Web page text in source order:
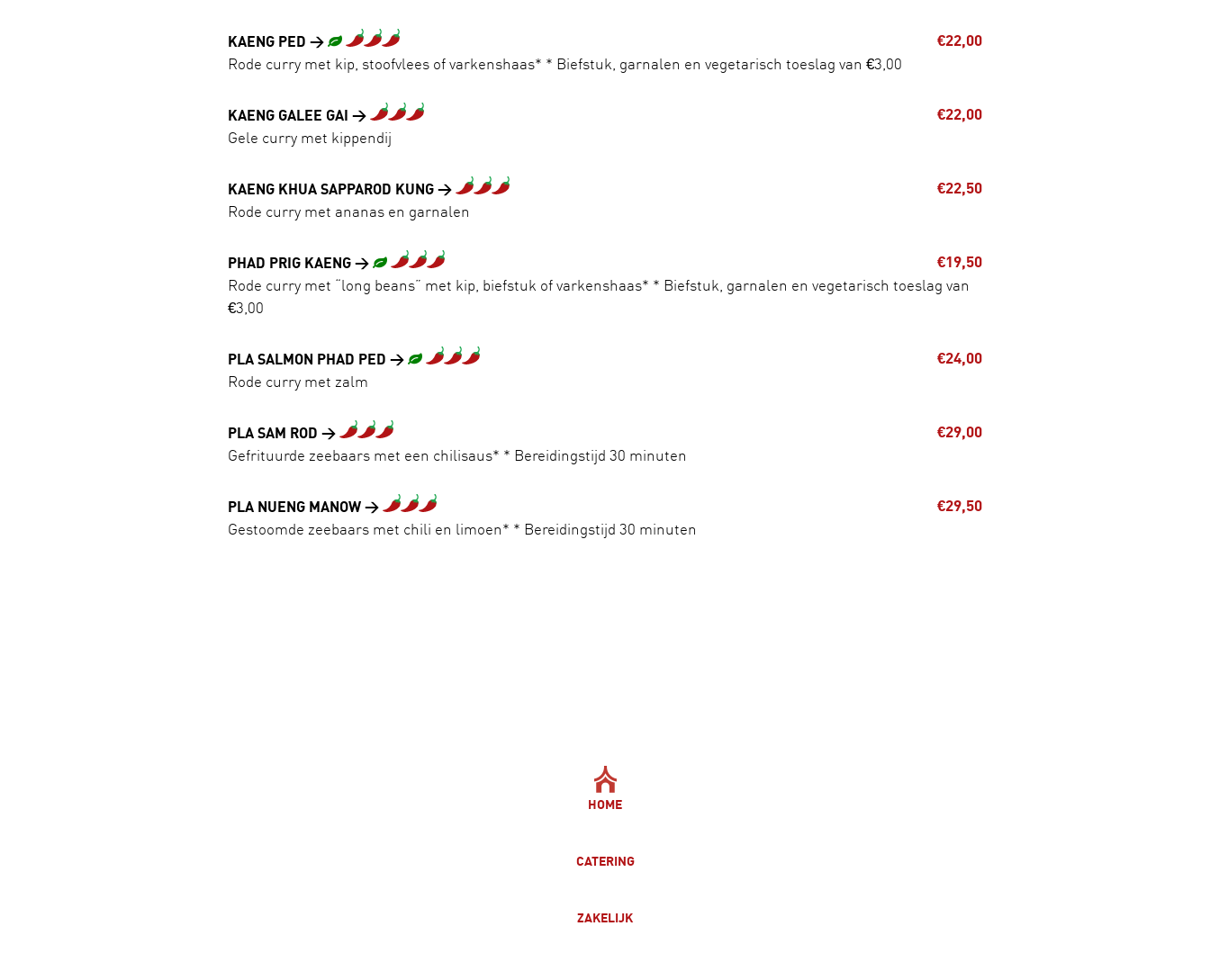
€22,00
KAENG PED
Rode curry met kip, stoofvlees of varkenshaas* * Biefstuk, garnalen en vegetarisch toeslag van €3,00
€22,00
KAENG GALEE GAI
Gele curry met kippendij
€22,50
KAENG KHUA SAPPAROD KUNG
Rode curry met ananas en garnalen
€19,50
PHAD PRIG KAENG
Rode curry met “long beans” met kip, biefstuk of varkenshaas* * Biefstuk, garnalen en vegetarisch toeslag van
€3,00
€24,00
PLA SALMON PHAD PED
Rode curry met zalm
€29,00
PLA SAM ROD
Gefrituurde zeebaars met een chilisaus* * Bereidingstijd 30 minuten
€29,50
PLA NUENG MANOW
Gestoomde zeebaars met chili en limoen* * Bereidingstijd 30 minuten
HOME
CATERING
ZAKELIJK